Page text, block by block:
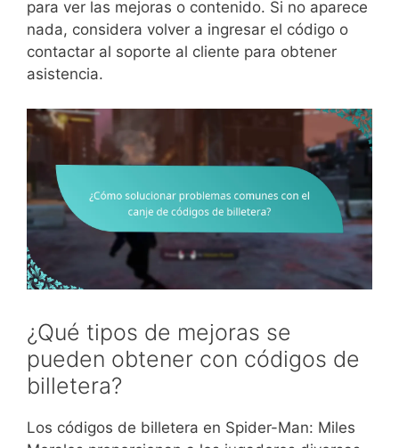
para ver las mejoras o contenido. Si no aparece
nada, considera volver a ingresar el código o
contactar al soporte al cliente para obtener
asistencia.
¿Qué tipos de mejoras se
pueden obtener con códigos de
billetera?
Los códigos de billetera en Spider-Man: Miles